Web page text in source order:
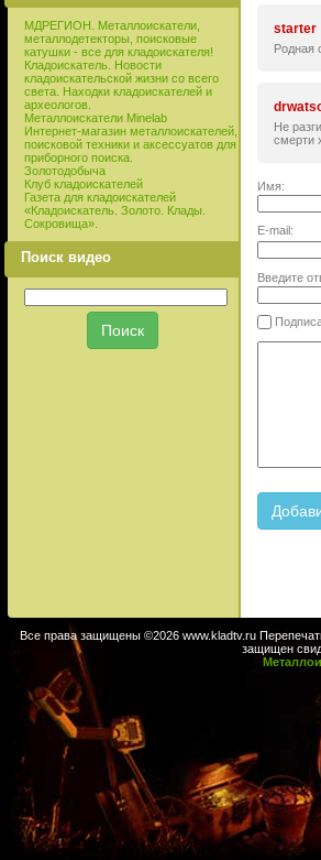
МДРЕГИОН. Металлоискатели,
металлодетекторы, поисковые
катушки - все для кладоискателя!
Кладоискатель. Новости
кладоискательской жизни со всего
света. Находки кладоискателей и
археологов.
Металлоискатели Minelab
Интернет-магазин металлоискателей,
поисковой техники и аксессуатов для
приборного поиска.
Золотодобыча
Клуб кладоискателей
Газета для кладоискателей
«Кладоискатель. Золото. Клады.
Сокровища».
Поиск видео
starter
Родная
Не
смерти
Имя:
E-mail:
Введите
Все права защищены ©2026 www.kladtv.ru
защищен